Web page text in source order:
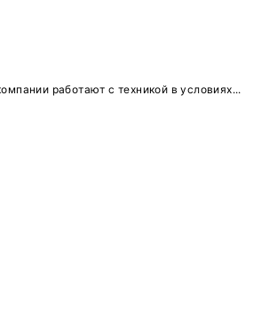
работают с техникой в условиях...